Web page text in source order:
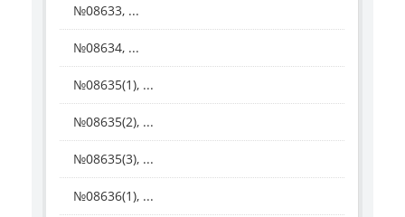
№08633, ...
№08634, ...
№08635(1), ...
№08635(2), ...
№08635(3), ...
№08636(1), ...